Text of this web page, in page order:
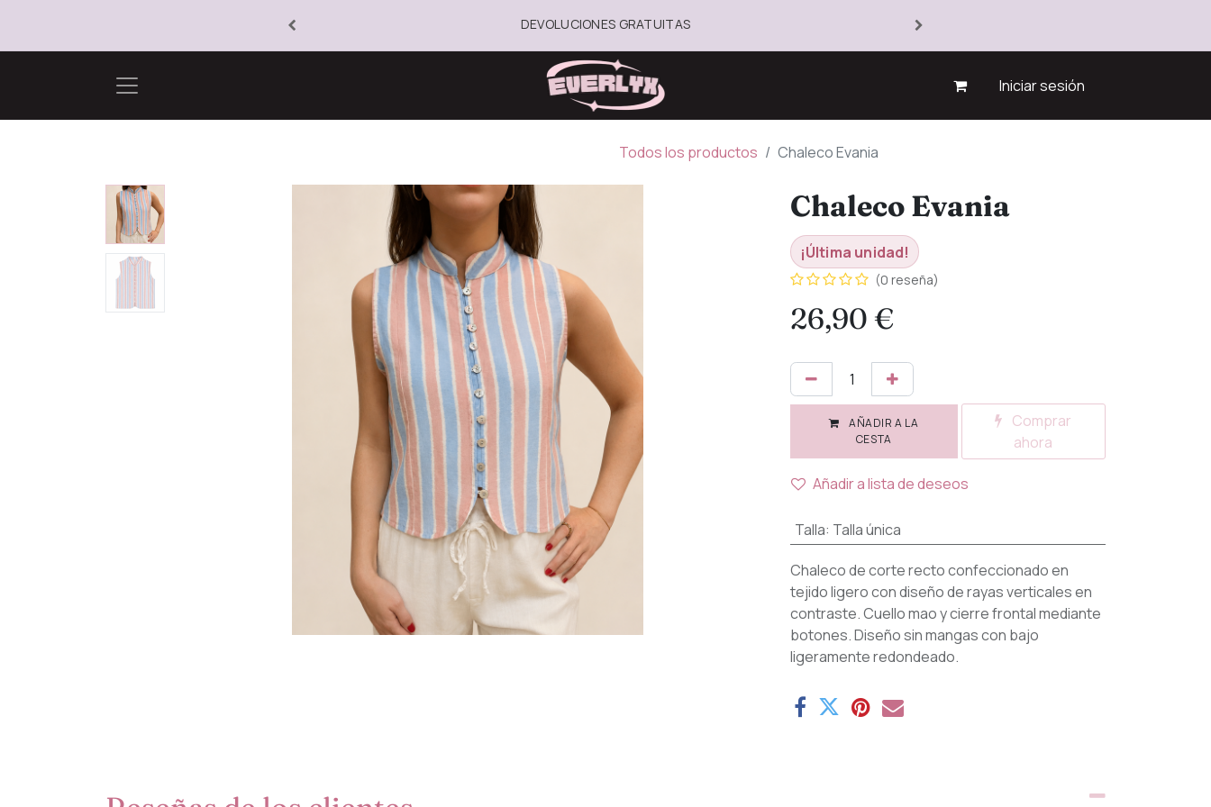
DEVOLUCIONES GRATUITAS
Iniciar sesión
Todos los productos Chaleco Evania
Chaleco Evania
¡Última unidad!
(0 reseña)
26,90 €
AÑADIR A LA
CESTA
Comprar
ahora
Añadir a lista de deseos
Talla: Talla única
Chaleco de corte recto confeccionado en
tejido ligero con diseño de rayas verticales en
contraste. Cuello mao y cierre frontal mediante
botones. Diseño sin mangas con bajo
ligeramente redondeado.